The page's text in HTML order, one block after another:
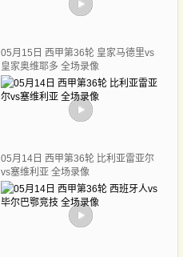
05月15日 西甲第36轮 皇家马德里vs
皇家奥维耶多 全场录像
05月14日 西甲第36轮 比利亚雷亚尔
vs塞维利亚 全场录像